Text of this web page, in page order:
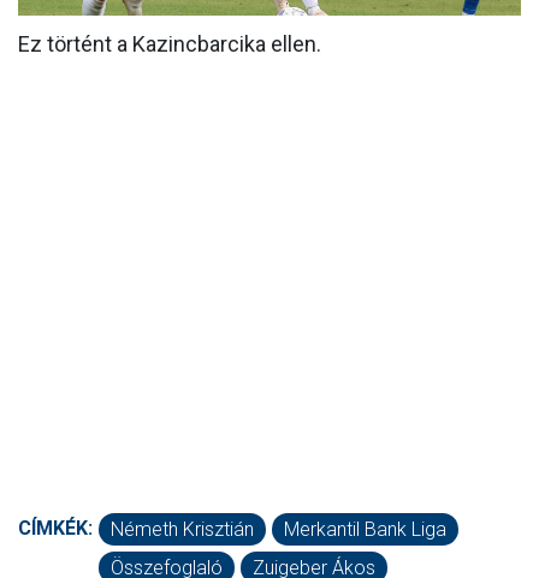
SZURKOLÓI ÉLMÉNYEK
Ez történt a Kazincbarcika ellen.
CÍMKÉK: Németh Krisztián
Merkantil Bank Liga
Összefoglaló
Zuigeber Ákos